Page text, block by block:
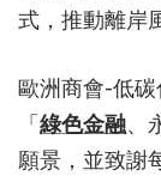
式，推動離岸
歐洲商會-低
「綠色金融、
願景，並致謝